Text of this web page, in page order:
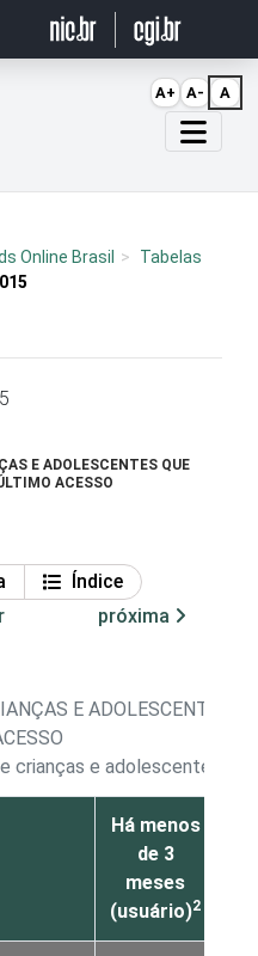
Online Brasil
Tabelas
E ADOLESCENTES QUE
ACESSO
Índice
próxima
E ADOLESCENTES
crianças e adolescentes de
Há menos
de 3
meses
(usuário)2
A+ A- A